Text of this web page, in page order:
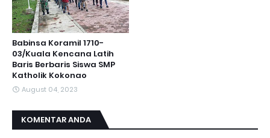
Babinsa Koramil 1710-
03/Kuala Kencana Latih
Baris Berbaris Siswa SMP
Katholik Kokonao
August 04, 2023
KOMENTAR ANDA